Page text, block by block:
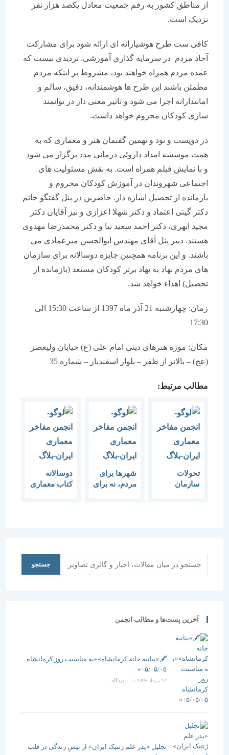
از مناطق کشور به رقم جمعیت معادل یکصد هزار نفر
نزدیک است.
کافی ست طرح هوشیارانه ای ارائه شود برای مشارکت
آحاد مردم در سرمایه گذاری آموزشی. تردیدی نیست که
عمده مردم همراه خواهند بود، مشروط بر اینکه مردم
مطمئن باشند این طرح ها هوشمندانه، دقیق، سالم و
امانتدارانه اجرا می شود و تاثیر معنی دار در توانمند
سازی کودکان محروم خواهد داشت.
در دویست و نود و نهمین گفتمان هنر و معماری که به
همت موسسه امداد داروئی درمانی مدد برگزار می شود
و با نمایش فیلم همراه است. به نقش مسئولیت های
اجتماعی شهروندان در آموزش کودکان محروم و
بازمانده از تحصیل اشاره دار. حاضرین در پنل گفتگو خانم
دکتر گیتی اعتماد و دکتر شهلا اعزازی و نیز آقایان دکتر
مجید ابهری، دکتر احمد سعید نیا و دکتر محمدرضا مهدوی
هستند. دبیر پنل آقای مهندس ابوالحسن میرعمادی می
باشند. و این برنامه همچنین جایزه دوسالانه برای سازمان
های مردم نهاد به نهاد برتر کودکان مستعد (بازمانده از
تحصیل) اهداء خواهد شد.
زمان: چهارشنبه 21 آذر ماه 1397 از ساعت 15:30 الی
مکان: موزه هنرهای دینی امام علی (ع) خیابان ولیعصر
(عج) – بالاتر از ظفر – بلوار اسفندیار – شماره 35
مطالب مرتبط:
تحولات
سازمان
شهرها برای
مردم، نه برای
دوسالانه
کتاب معماری
جستجو
آخرین پست‌ها و مطالب انجمن
🖋️«بیانیه خانه کرمانشاه»«به مناسبت روز کرمانشاه
۰۵/۰۵/۰۵»
/ ۰ دیدگاه
تجلیل «پدر علم ژنتیک ایران» از تپشِ زندگی در قلب